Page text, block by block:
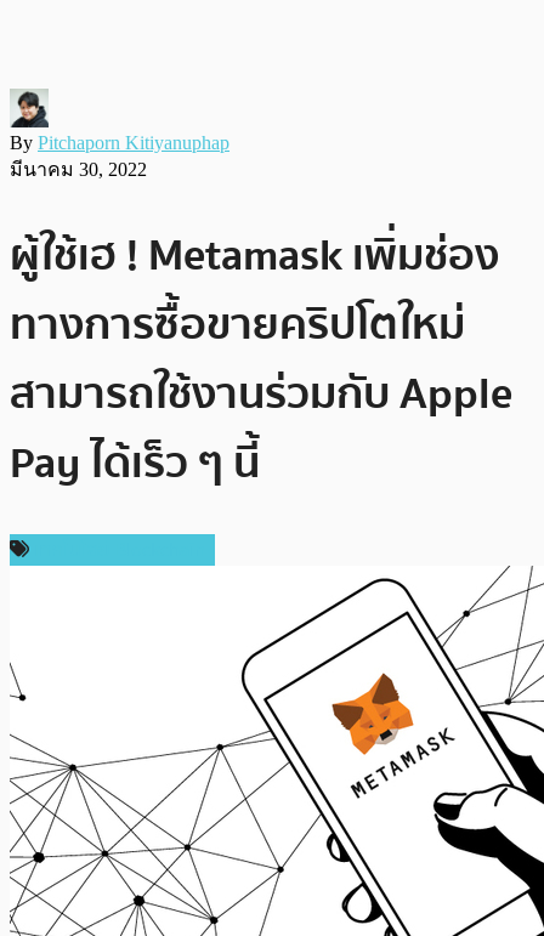
By Pitchaporn Kitiyanuphap
มีนาคม 30, 2022
ผู้ใช้เฮ ! Metamask เพิ่มช่อง
ทางการซื้อขายคริปโตใหม่
สามารถใช้งานร่วมกับ Apple
Pay ได้เร็ว ๆ นี้